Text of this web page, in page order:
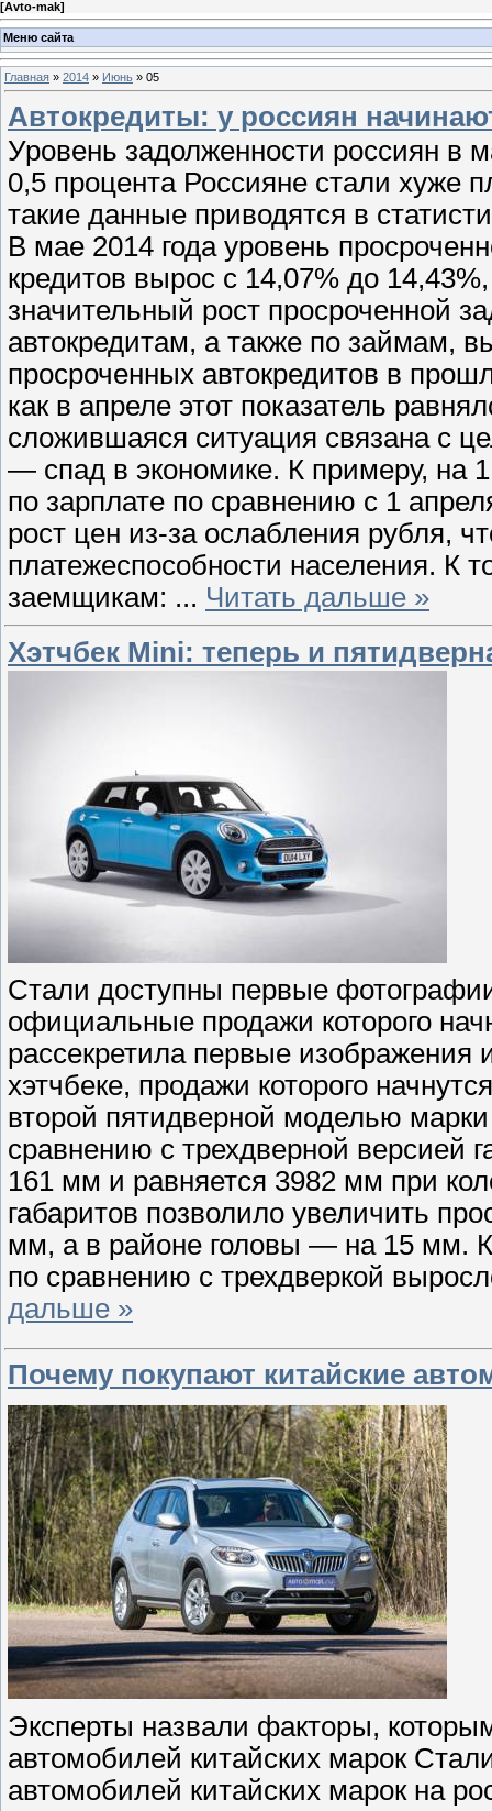
[Avto-mak]
Меню сайта
Главная » 2014 » Июнь » 05
Автокредиты: у россиян
Уровень задолженности россиян в
0,5 процента Россияне стали хуже
такие данные приводятся в
В мае 2014 года уровень
кредитов вырос с 14,07% до
значительный рост просроченной
автокредитам, а также по займам,
просроченных автокредитов в
как в апреле этот показатель
сложившаяся ситуация связана с
— спад в экономике. К примеру, на
по зарплате по сравнению с 1
рост цен из-за ослабления рубля,
платежеспособности населения. К
заемщикам: ... Читать дальше »
Хэтчбек Mini: теперь и
Стали доступны первые
официальные продажи которого
рассекретила первые
хэтчбеке, продажи которого
второй пятидверной моделью
сравнению с трехдверной версией
161 мм и равняется 3982 мм при
габаритов позволило увеличить
мм, а в районе головы — на 15 мм.
по сравнению с трехдверкой
дальше »
Почему покупают китайские
Эксперты назвали факторы,
автомобилей китайских марок
автомобилей китайских марок на